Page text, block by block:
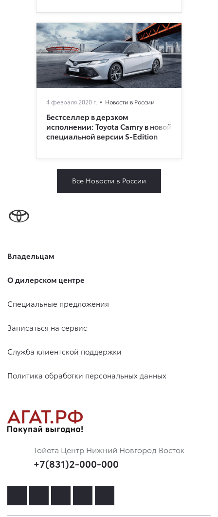
4 февраля 2020 г. Новости в России
Бестселлер в дерзком
исполнении: Toyota Camry в новой
специальной версии S-Edition
Все Новости в России
Владельцам
О дилерском центре
Специальные предложения
Записаться на сервис
Служба клиентской поддержки
Политика обработки персональных данных
Тойота Центр Нижний Новгород Восток
+7(831)2-000-000